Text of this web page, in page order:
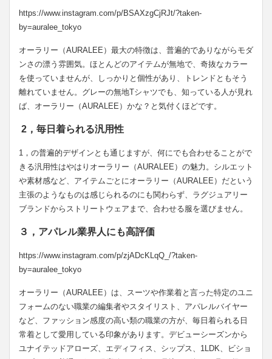
https://www.instagram.com/p/BSAXzgCjRJt/?taken-
by=auralee_tokyo
オーラリー（AURALEE）最大の特徴は、普遍的でありながらモダ
ンさの漂う雰囲気。ほとんどのアイテムが無地で、奇抜なカラー
を使っていませんが、しっかりと個性があり、トレンドともそう
離れていません。グレーの無地Tシャツでも、知っている人が見れ
ば、オーラリー（AURALEE）かな？と気付くほどです。
2，毎日着られる汎用性
1，の普遍的デザインとも通じますが、何にでも合わせることがで
きる汎用性はやはりオーラリー（AURALEE）の魅力。シルエット
や素材感など、アイテムごとにオーラリー（AURALEE）だという
主張のようなものは感じられるのにも関わらず、ラグジュアリー
ブランドからストリートウェアまで、合わせる服を選びません。
３，アパレル業界人にも高評価
https://www.instagram.com/p/zjADcKLqQ_/?taken-
by=auralee_tokyo
オーラリー（AURALEE）は、スーツや作業着と言った特定のユニ
フォームのない職業の編集者やスタイリスト、アパレルバイヤー
など、ファッション感度の高い類の職業の方が、毎日着られる日
常着として愛用している印象があります。デビューシーズンから
ユナイテッドアローズ、エディフィス、シップス、1LDK、ビショ